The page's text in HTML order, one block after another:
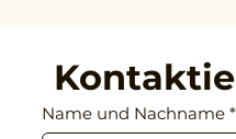
Name und Nachname *